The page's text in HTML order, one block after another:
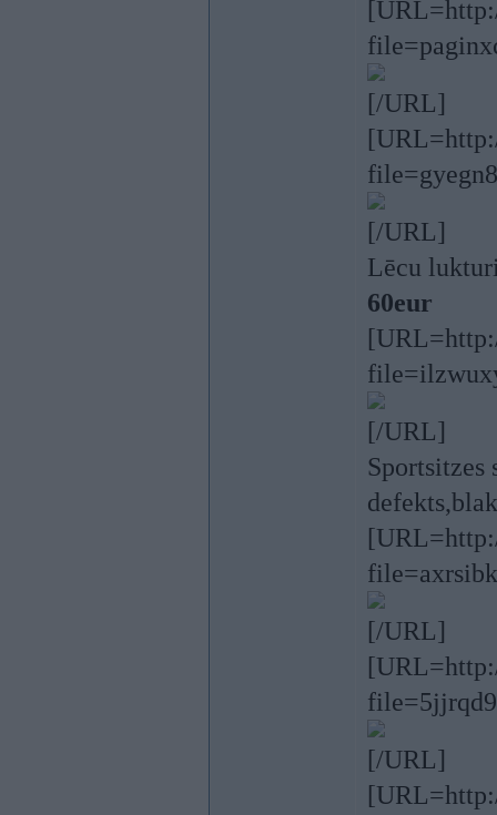
[/URL]
[/URL]
Lēcu
60eur
[/URL]
Sportsitzes
[/URL]
[/URL]